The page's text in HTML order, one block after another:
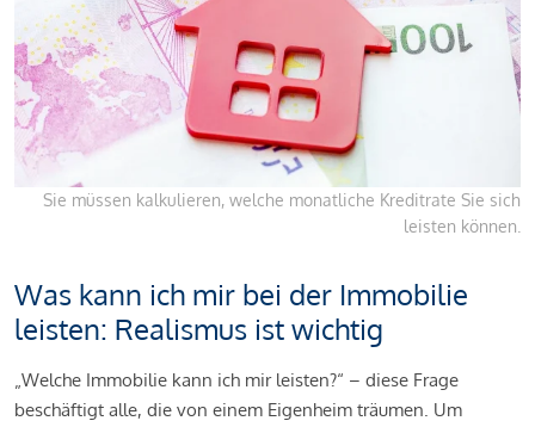
Sie müssen kalkulieren, welche monatliche Kreditrate Sie sich
leisten können.
Was kann ich mir bei der Immobilie
leisten: Realismus ist wichtig
„Welche Immobilie kann ich mir leisten?“ – diese Frage
beschäftigt alle, die von einem Eigenheim träumen. Um